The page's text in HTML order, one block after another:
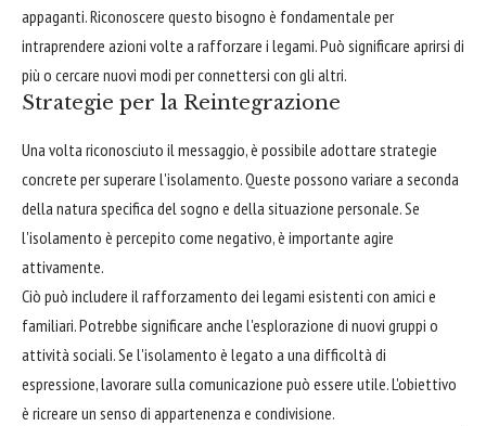
appaganti. Riconoscere questo bisogno è fondamentale per
intraprendere azioni volte a rafforzare i legami. Può significare aprirsi di
più o cercare nuovi modi per connettersi con gli altri.
Strategie per la Reintegrazione
Una volta riconosciuto il messaggio, è possibile adottare strategie
concrete per superare l'isolamento. Queste possono variare a seconda
della natura specifica del sogno e della situazione personale. Se
l'isolamento è percepito come negativo, è importante agire
attivamente.
Ciò può includere il rafforzamento dei legami esistenti con amici e
familiari. Potrebbe significare anche l'esplorazione di nuovi gruppi o
attività sociali. Se l'isolamento è legato a una difficoltà di
espressione, lavorare sulla comunicazione può essere utile. L'obiettivo
è ricreare un senso di appartenenza e condivisione.